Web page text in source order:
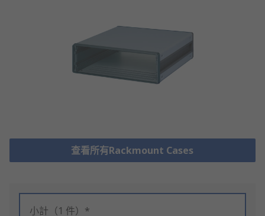
查看所有Rackmount Cases
小計（1 件）*